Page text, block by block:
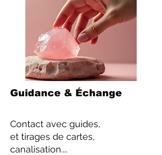
Guidance & Échange
Contact avec guides,
et tirages de cartes,
canalisation....